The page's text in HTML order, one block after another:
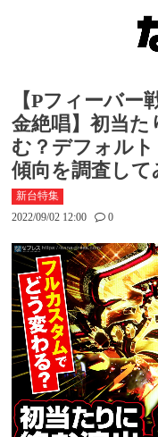
【Pフィーバ
金絶唱】初当
む？デフォル
傾向を調査して
新台特集
2022/09/02 12:00
0